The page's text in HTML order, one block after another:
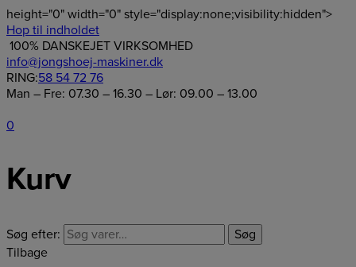
height="0" width="0" style="display:none;visibility:hidden">
Hop til indholdet
100% DANSKEJET VIRKSOMHED
info@jongshoej-maskiner.dk
RING:58 54 72 76
Man – Fre: 07.30 – 16.30 – Lør: 09.00 – 13.00
0
Kurv
Søg efter:
Søg
Tilbage